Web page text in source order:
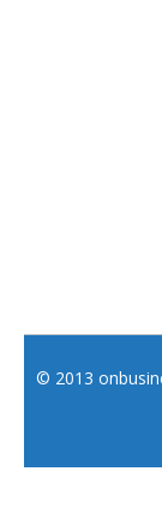
© 2013